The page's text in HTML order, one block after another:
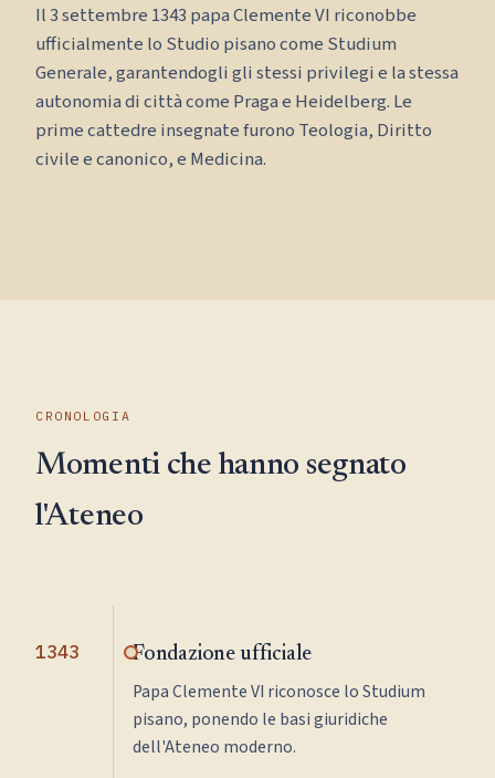
Il 3 settembre 1343 papa Clemente VI riconobbe
ufficialmente lo Studio pisano come Studium
Generale, garantendogli gli stessi privilegi e la stessa
autonomia di città come Praga e Heidelberg. Le
prime cattedre insegnate furono Teologia, Diritto
civile e canonico, e Medicina.
CRONOLOGIA
Momenti che hanno segnato
l'Ateneo
1343 Fondazione ufficiale
Papa Clemente VI riconosce lo Studium
pisano, ponendo le basi giuridiche
dell'Ateneo moderno.